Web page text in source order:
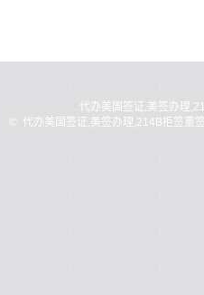
代办美国签证,美签办理
代办美国签证,美签办理,214B拒签重